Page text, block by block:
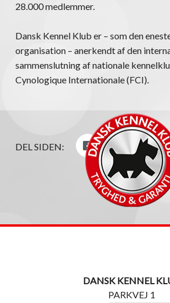
28.000 medlemmer.
Dansk Kennel Klub er – som den
organisation – anerkendt af den
sammenslutning af nationale
Cynologique Internationale (FCI).
DEL SIDEN:
DANSK KENNEL
PARKVEJ 1